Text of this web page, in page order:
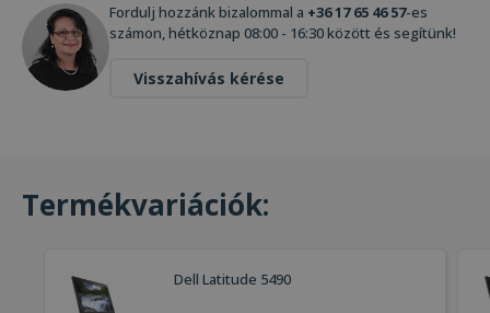
Fordulj hozzánk bizalommal a +36 17 65 46 57-es
számon, hétköznap 08:00 - 16:30 között és segítünk!
Visszahívás kérése
Termékvariációk:
Dell Latitude 5490